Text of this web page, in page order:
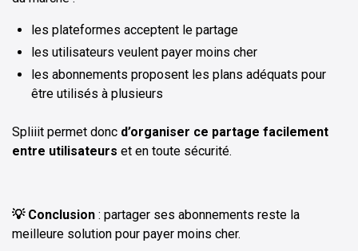
les plateformes acceptent le partage
les utilisateurs veulent payer moins cher
les abonnements proposent les plans adéquats pour
être utilisés à plusieurs
Spliiit permet donc d’organiser ce partage facilement
entre utilisateurs et en toute sécurité.
💡 Conclusion : partager ses abonnements reste la
meilleure solution pour payer moins cher.